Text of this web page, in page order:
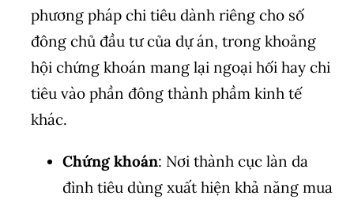
phương pháp chi tiêu dành riêng cho số
đông chủ đầu tư của dự án, trong khoảng
hội chứng khoán mang lại ngoại hối hay chi
tiêu vào phần đông thành phầm kinh tế
khác.
Chứng khoán: Nơi thành cục làn da
đình tiêu dùng xuất hiện khả năng mua